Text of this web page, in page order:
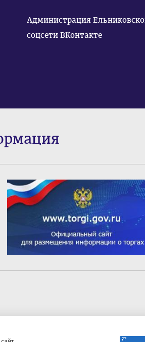
Администрация
соцсети ВКонтакте